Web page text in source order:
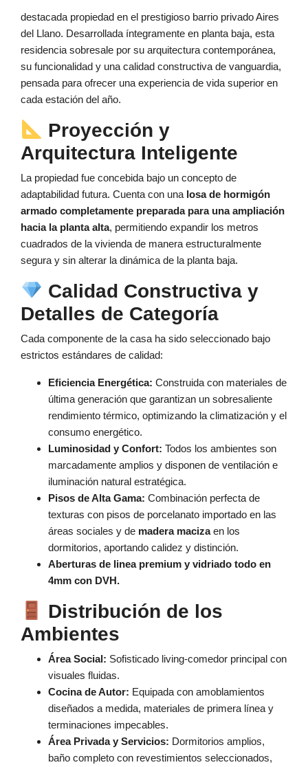
destacada propiedad en el prestigioso barrio privado Aires
del Llano. Desarrollada íntegramente en planta baja, esta
residencia sobresale por su arquitectura contemporánea,
su funcionalidad y una calidad constructiva de vanguardia,
pensada para ofrecer una experiencia de vida superior en
cada estación del año.
Proyección y
Arquitectura Inteligente
La propiedad fue concebida bajo un concepto de
adaptabilidad futura. Cuenta con una losa de hormigón
armado completamente preparada para una ampliación
hacia la planta alta, permitiendo expandir los metros
cuadrados de la vivienda de manera estructuralmente
segura y sin alterar la dinámica de la planta baja.
Calidad Constructiva y
Detalles de Categoría
Cada componente de la casa ha sido seleccionado bajo
estrictos estándares de calidad:
Eficiencia Energética: Construida con materiales de
última generación que garantizan un sobresaliente
rendimiento térmico, optimizando la climatización y el
consumo energético.
Luminosidad y Confort: Todos los ambientes son
marcadamente amplios y disponen de ventilación e
iluminación natural estratégica.
Pisos de Alta Gama: Combinación perfecta de
texturas con pisos de porcelanato importado en las
áreas sociales y de madera macizaen los
dormitorios, aportando calidez y distinción.
Aberturas de linea premium y vidriado todo en
4mm con DVH.
Distribución de los
Ambientes
Área Social: Sofisticado living-comedor principal con
visuales fluidas.
Cocina de Autor: Equipada con amoblamientos
diseñados a medida, materiales de primera línea y
terminaciones impecables.
Área Privada y Servicios: Dormitorios amplios,
baño completo con revestimientos seleccionados,